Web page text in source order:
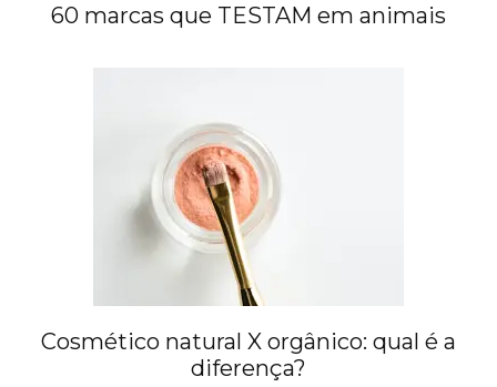
60 marcas que TESTAM em animais
Cosmético natural X orgânico: qual é a
diferença?